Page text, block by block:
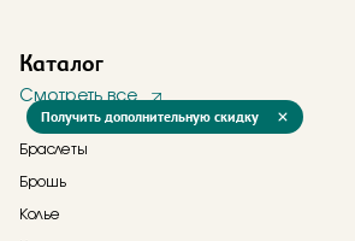
Каталог
Смотреть все
Браслеты
Брошь
Колье
Получить дополнительную скидку